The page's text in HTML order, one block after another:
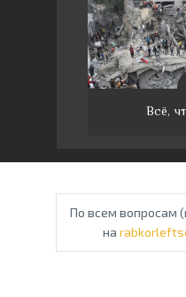
Всё,
По всем вопросам
на